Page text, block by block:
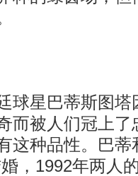
星巴蒂斯图塔
而被人们冠上
这种品性。巴蒂
，1992年两人